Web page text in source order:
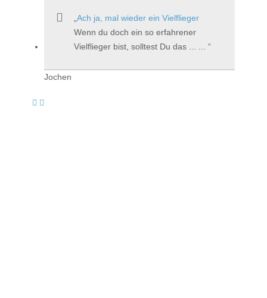
Ach ja, mal wieder ein Vielflieger
Wenn du doch ein so erfahrener
Vielflieger bist, solltest Du das ... ...
Jochen